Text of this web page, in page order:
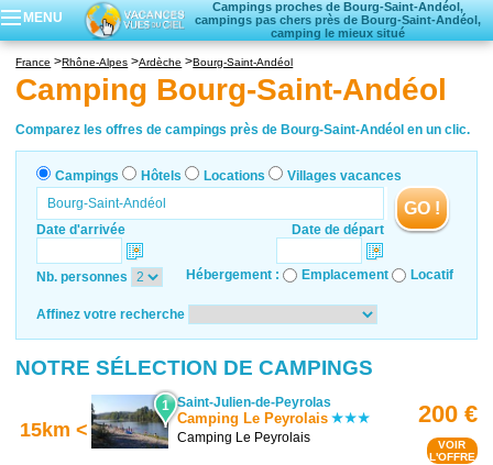
MENU
Campings proches de Bourg-Saint-Andéol,
campings pas chers près de Bourg-Saint-Andéol,
camping le mieux situé
Hôtels
Locations vacances
Villages vacances
France Rhône-Alpes Ardèche Bourg-Saint-Andéol
Camping Bourg-Saint-Andéol
Comparez les offres de campings près de Bourg-Saint-Andéol en un clic.
Campings Hôtels Locations Villages vacances
Date d'arrivée Date de départ
GO !
Nb. personnes Hébergement : Emplacement Locatif
Affinez votre recherche
NOTRE SÉLECTION DE CAMPINGS
15km <
1 Saint-Julien-de-Peyrolas
Camping Le Peyrolais
Camping Le Peyrolais
200 €
VOIR
L'OFFRE